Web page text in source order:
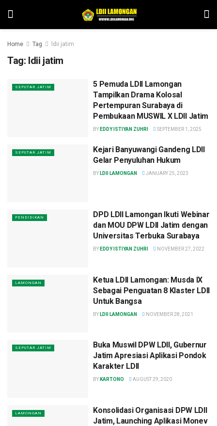
Home Tag ldii jatim
Tag: ldii jatim
SEPUTAR JATIM
5 Pemuda LDII Lamongan
Tampilkan Drama Kolosal
Pertempuran Surabaya di
Pembukaan MUSWIL X LDII Jatim
BY EDDY ISTIYAN ZUHRI SEPTEMBER 1, 2025
SEPUTAR JATIM
Kejari Banyuwangi Gandeng LDII
Gelar Penyuluhan Hukum
BY LDII LAMONGAN JANUARY 25, 2023
PENDIDIKAN
DPD LDII Lamongan Ikuti Webinar
dan MOU DPW LDII Jatim dengan
Universitas Terbuka Surabaya
BY EDDY ISTIYAN ZUHRI NOVEMBER 27, 2022
LAMONGAN
Ketua LDII Lamongan: Musda IX
Sebagai Penguatan 8 Klaster LDII
Untuk Bangsa
BY LDII LAMONGAN NOVEMBER 28, 2021
SEPUTAR JATIM
Buka Muswil DPW LDII, Gubernur
Jatim Apresiasi Aplikasi Pondok
Karakter LDII
BY KARTONO AUGUST 29, 2020
LAMONGAN
Konsolidasi Organisasi DPW LDII
Jatim, Launching Aplikasi Monev